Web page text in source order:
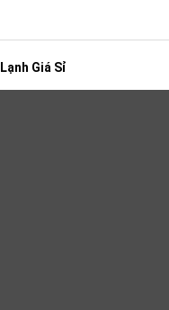
Giá Sỉ